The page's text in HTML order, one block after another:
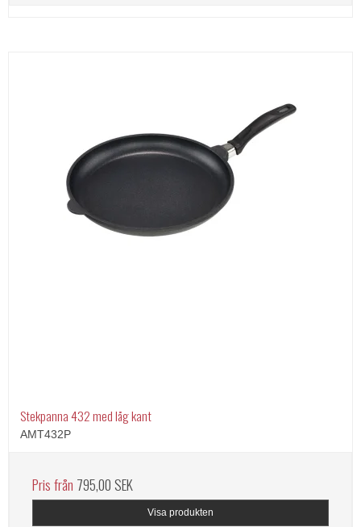
Stekpanna 432 med låg kant
AMT432P
Pris från 795,00 SEK
Visa produkten